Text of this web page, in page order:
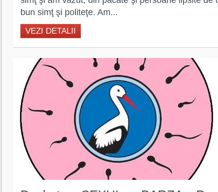
bun simţ şi politeţe. Am...
VEZI DETALII